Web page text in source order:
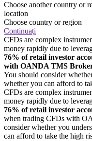
Choose another country or
location
Choose country or region
Continuați
CFDs are complex
money rapidly due to
76% of retail investor
with OANDA TMS
You should consider
whether you can afford to
CFDs are complex
money rapidly due to
76% of retail investor
when trading CFDs with
consider whether you
can afford to take the high